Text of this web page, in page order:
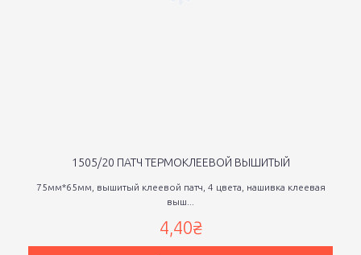
1505/20 ПАТЧ ТЕРМОКЛЕЕВОЙ ВЫШИТЫЙ
75мм*65мм, вышитый клеевой патч, 4 цвета, нашивка клеевая
выш...
4,40₴